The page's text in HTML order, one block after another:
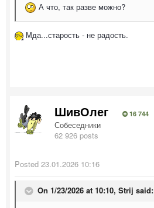
А что, так разве можно?
Мда...старость - не радость.
ШивОлег 16 744
Собеседники
62 926 posts
Posted 23.01.2026 10:16
On 1/23/2026 at 10:10, Strij said: